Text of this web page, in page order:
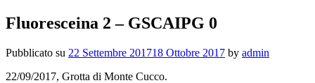
Fluoresceina 2 – GSCAIPG 0
Pubblicato su 22 Settembre 201718 Ottobre 2017 by admin
22/09/2017, Grotta di Monte Cucco.